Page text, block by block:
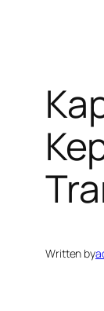
Written by